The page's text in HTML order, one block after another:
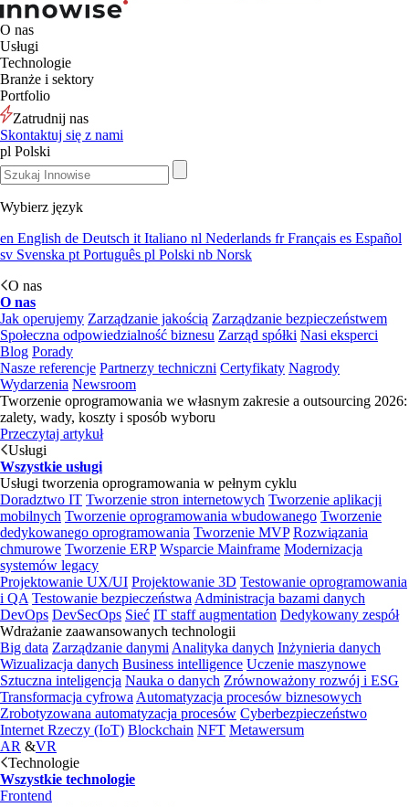
O nas
Usługi
Technologie
Branże i sektory
Portfolio
Zatrudnij nas
Skontaktuj się z nami
pl Polski
Wybierz język
en English de Deutsch it Italiano nl Nederlands frFrançais es Español
sv Svenska pt Português pl Polski nb Norsk
O nas
O nas
Jak operujemy Zarządzanie jakością Zarządzanie bezpieczeństwem
Społeczna odpowiedzialność biznesu Zarząd spółki Nasi eksperci
Blog Porady
Nasze referencje Partnerzy techniczni Certyfikaty Nagrody
Wydarzenia Newsroom
Tworzenie oprogramowania we własnym zakresie a outsourcing 2026:
zalety, wady, koszty i sposób wyboru
Przeczytaj artykuł
Usługi
Wszystkie usługi
Usługi tworzenia oprogramowania w pełnym cyklu
Doradztwo IT Tworzenie stron internetowych Tworzenie aplikacji
mobilnych Tworzenie oprogramowania wbudowanego Tworzenie
dedykowanego oprogramowania Tworzenie MVP Rozwiązania
chmurowe Tworzenie ERP Wsparcie Mainframe Modernizacja
systemów legacy
Projektowanie UX/UI Projektowanie 3D Testowanie oprogramowania
i QA Testowanie bezpieczeństwa Administracja bazami danych
DevOps DevSecOps Sieć IT staff augmentation Dedykowany zespół
Wdrażanie zaawansowanych technologii
Big data Zarządzanie danymi Analityka danych Inżynieria danych
Wizualizacja danych Business intelligence Uczenie maszynowe
Sztuczna inteligencja Nauka o danych Zrównoważony rozwój i ESG
Transformacja cyfrowa Automatyzacja procesów biznesowych
Zrobotyzowana automatyzacja procesów Cyberbezpieczeństwo
Internet Rzeczy (IoT) Blockchain NFT Metawersum
AR &VR
Technologie
Wszystkie technologie
Frontend